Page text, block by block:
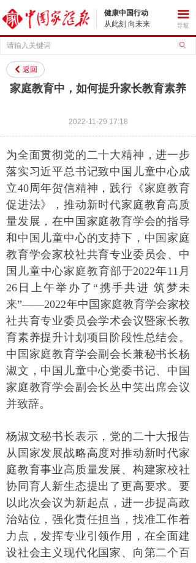
ꄙ
健康中国行动
从此刻 向未来
끀
导航
家庭教育中，如何提升家长教育素养
낒 返回
2022-11-29 17:18
为全面贯彻党的二十大精神，进一步
落实习近平总书记致中国儿童中心成
立40周年贺信精神，践行《家庭教育
促进法》，推动新时代家庭教育高质
量发展，在中国家庭教育学会的指导
和中国儿童中心的支持下，中国家庭
教育学会家校社共育专业委员会、中
国儿童中心家庭教育部于2022年11月
26日上午举办了“携手共进 筑梦未
来”——2022年中国家庭教育学会家校
社共育专业委员会学术会议暨家长教
育素养提升计划项目阶段性总结会。
中国家庭教育学会副会长兼秘书长杨
淑文，中国儿童中心党委书记、中国
家庭教育学会副会长丛中笑出席会议
并致辞。
杨淑文秘书长表示，党的二十大报告
从国家发展战略高度对推动新时代家
庭教育事业高质量发展、构建家校社
协同育人新生态提出了更高要求。要
以此次会议为新起点，进一步提高政
治站位，强化责任担当，找准工作着
力点，发挥专业引领作用，在全面建
设社会主义现代化国家、向第二个百